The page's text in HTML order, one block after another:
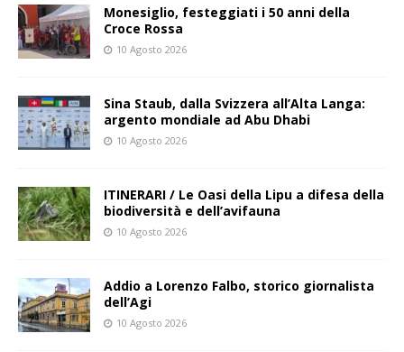
Monesiglio, festeggiati i 50 anni della
Croce Rossa
10 Agosto 2026
Sina Staub, dalla Svizzera all’Alta Langa:
argento mondiale ad Abu Dhabi
10 Agosto 2026
ITINERARI / Le Oasi della Lipu a difesa della
biodiversità e dell’avifauna
10 Agosto 2026
Addio a Lorenzo Falbo, storico giornalista
dell’Agi
10 Agosto 2026